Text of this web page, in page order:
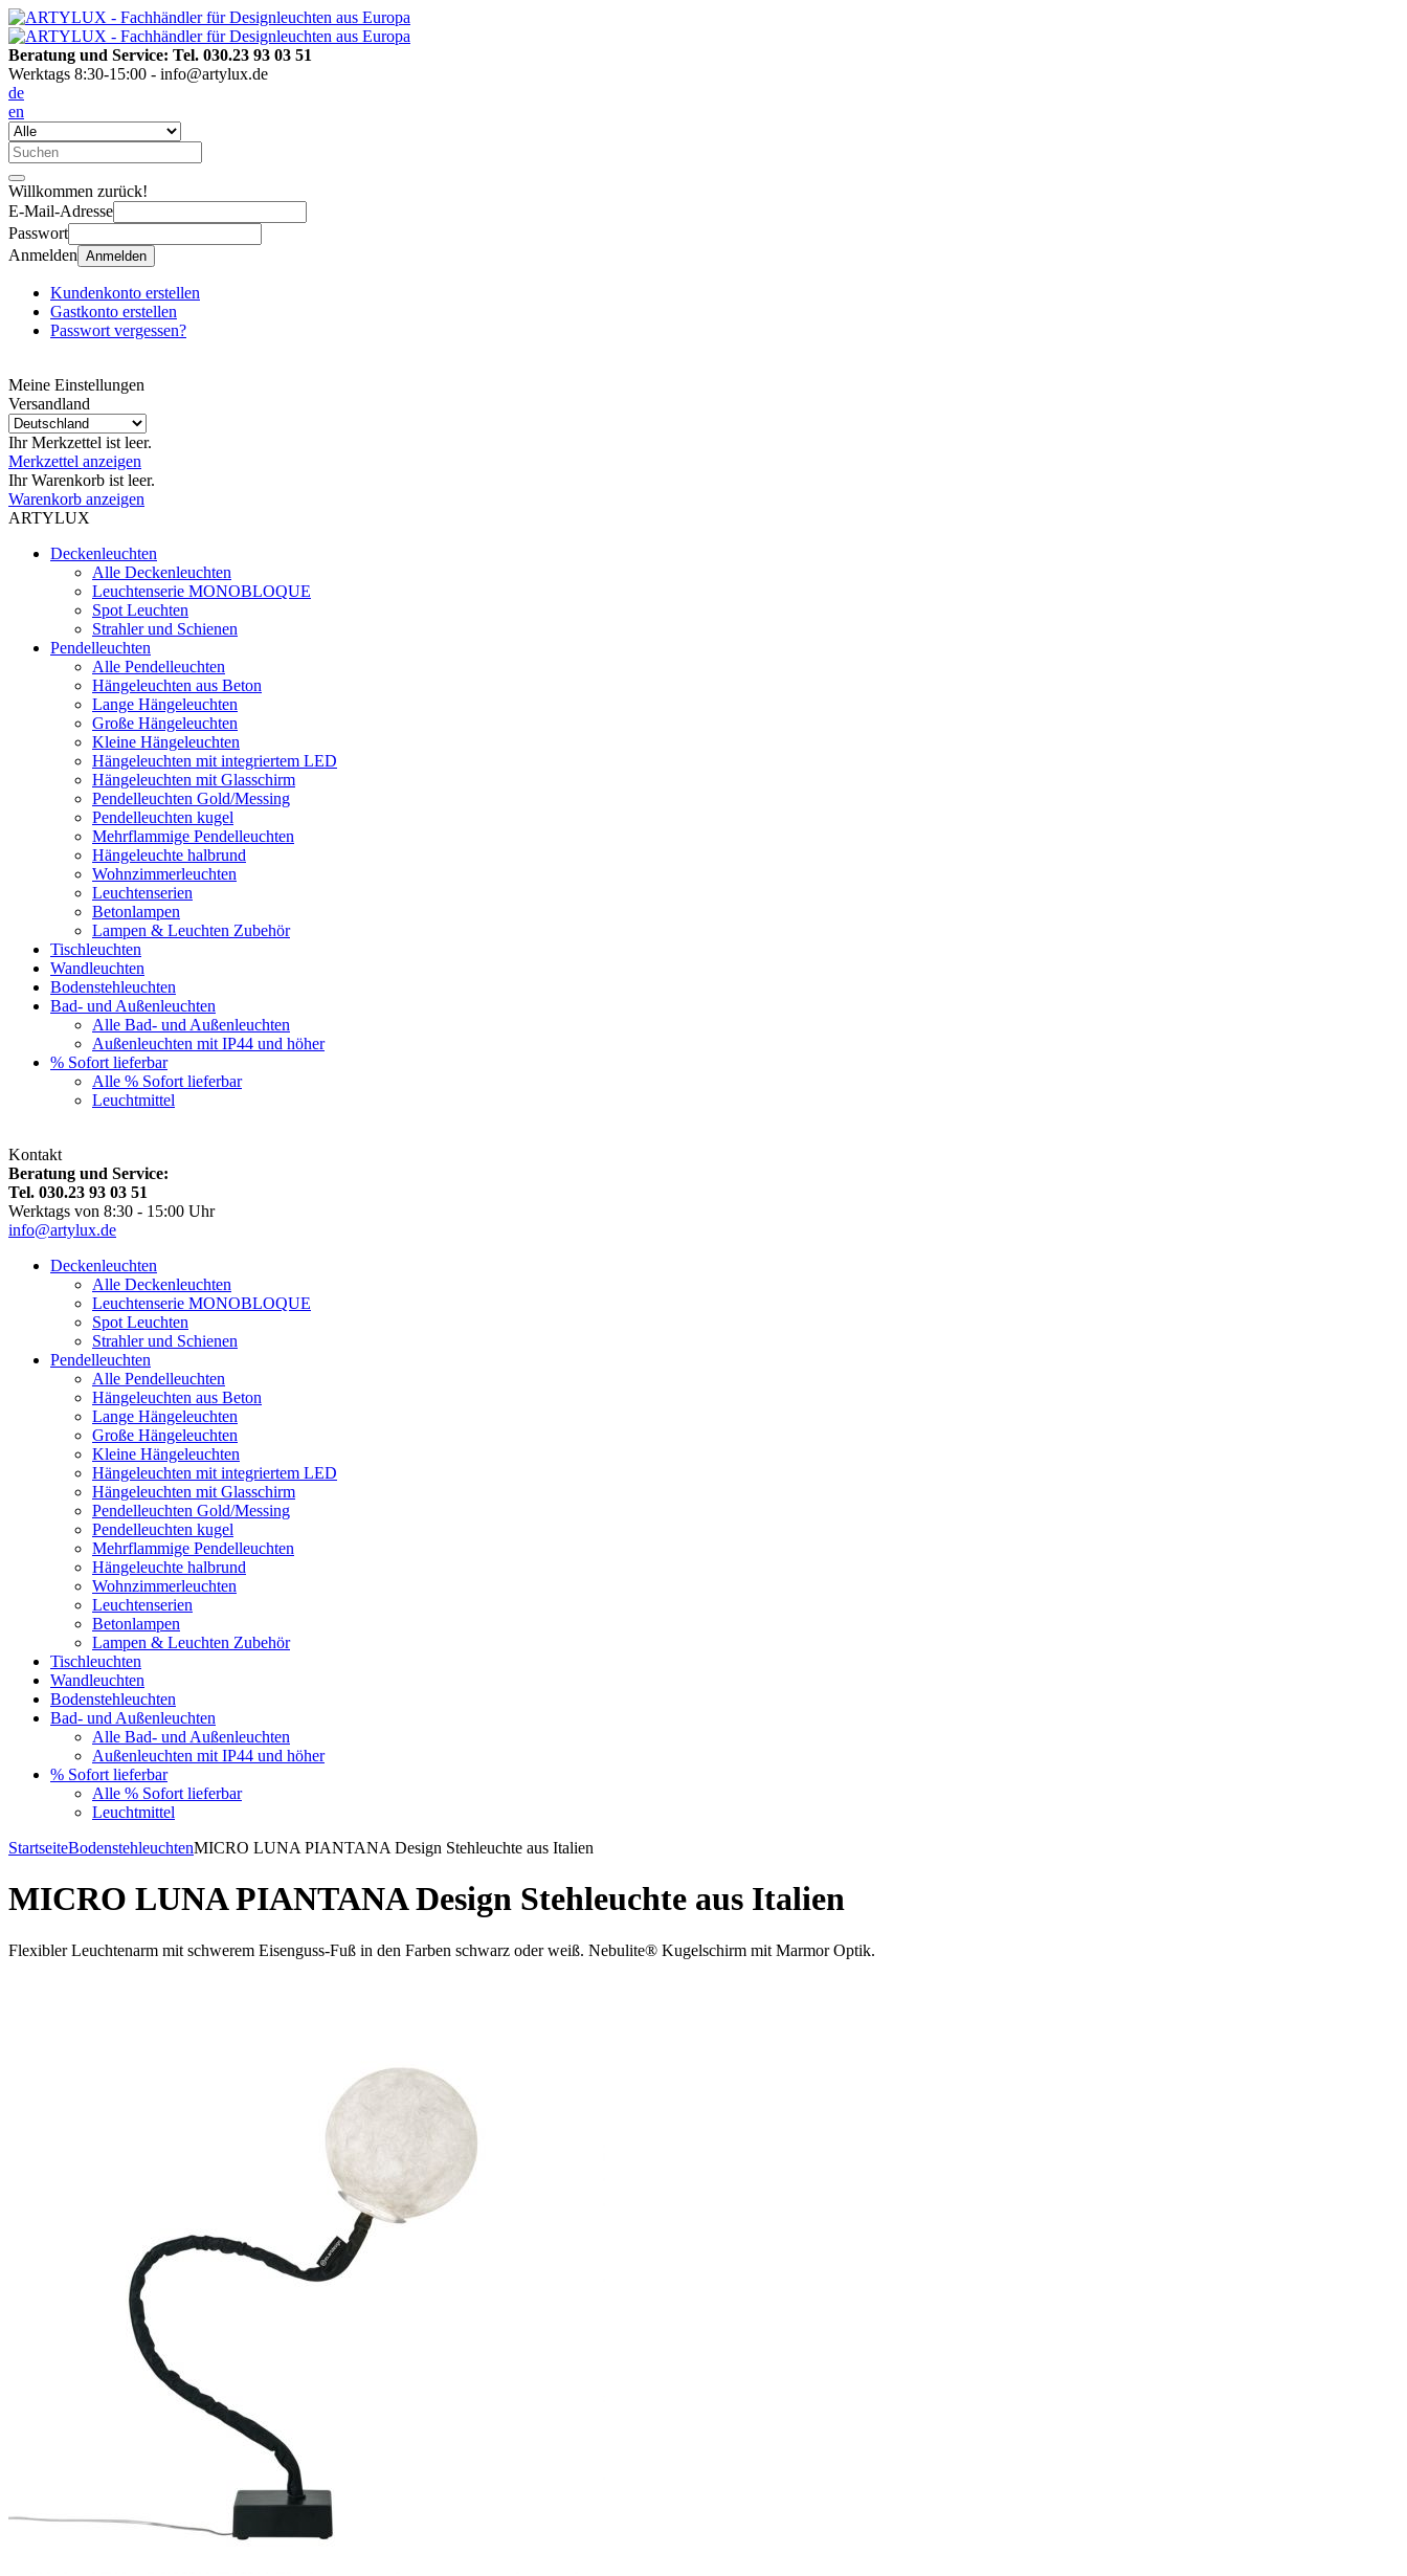
Beratung und Service: Tel. 030.23 93 03 51
Werktags 8:30-15:00 - info@artylux.de
de
en
Willkommen zurück!
E-Mail-Adresse
Passwort
Anmelden Anmelden
Kundenkonto erstellen
Gastkonto erstellen
Passwort vergessen?
Meine Einstellungen
Versandland
Ihr Merkzettel ist leer.
Merkzettel anzeigen
Ihr Warenkorb ist leer.
Warenkorb anzeigen
ARTYLUX
Deckenleuchten
Alle Deckenleuchten
Leuchtenserie MONOBLOQUE
Spot Leuchten
Strahler und Schienen
Pendelleuchten
Alle Pendelleuchten
Hängeleuchten aus Beton
Lange Hängeleuchten
Große Hängeleuchten
Kleine Hängeleuchten
Hängeleuchten mit integriertem LED
Hängeleuchten mit Glasschirm
Pendelleuchten Gold/Messing
Pendelleuchten kugel
Mehrflammige Pendelleuchten
Hängeleuchte halbrund
Wohnzimmerleuchten
Leuchtenserien
Betonlampen
Lampen & Leuchten Zubehör
Tischleuchten
Wandleuchten
Bodenstehleuchten
Bad- und Außenleuchten
Alle Bad- und Außenleuchten
Außenleuchten mit IP44 und höher
% Sofort lieferbar
Alle % Sofort lieferbar
Leuchtmittel
Kontakt
Beratung und Service:
Tel. 030.23 93 03 51
Werktags von 8:30 - 15:00 Uhr
info@artylux.de
Deckenleuchten
Alle Deckenleuchten
Leuchtenserie MONOBLOQUE
Spot Leuchten
Strahler und Schienen
Pendelleuchten
Alle Pendelleuchten
Hängeleuchten aus Beton
Lange Hängeleuchten
Große Hängeleuchten
Kleine Hängeleuchten
Hängeleuchten mit integriertem LED
Hängeleuchten mit Glasschirm
Pendelleuchten Gold/Messing
Pendelleuchten kugel
Mehrflammige Pendelleuchten
Hängeleuchte halbrund
Wohnzimmerleuchten
Leuchtenserien
Betonlampen
Lampen & Leuchten Zubehör
Tischleuchten
Wandleuchten
Bodenstehleuchten
Bad- und Außenleuchten
Alle Bad- und Außenleuchten
Außenleuchten mit IP44 und höher
% Sofort lieferbar
Alle % Sofort lieferbar
Leuchtmittel
StartseiteBodenstehleuchtenMICRO LUNA PIANTANA Design Stehleuchte aus Italien
MICRO LUNA PIANTANA Design Stehleuchte aus Italien
Flexibler Leuchtenarm mit schwerem Eisenguss-Fuß in den Farben schwarz oder weiß. Nebulite® Kugelschirm mit Marmor Optik.